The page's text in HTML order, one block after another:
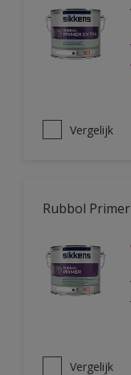
Vergelijk
Rubbol Primer
Vergelijk